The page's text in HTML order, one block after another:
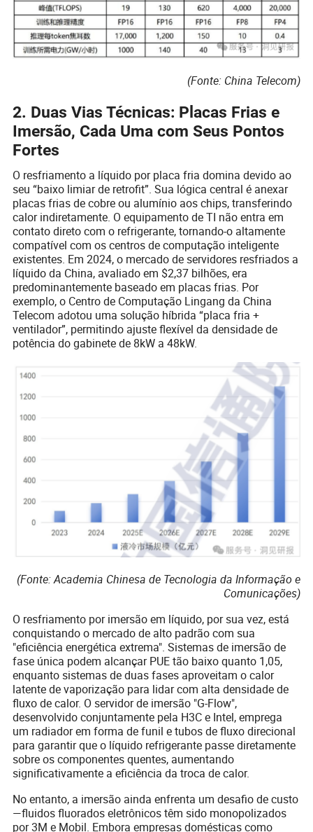
(Fonte: China Telecom)
2. Duas Vias Técnicas: Placas Frias e
Imersão, Cada Uma com Seus Pontos
Fortes
O resfriamento a líquido por placa fria domina devido ao
seu “baixo limiar de retrofit”. Sua lógica central é anexar
placas frias de cobre ou alumínio aos chips, transferindo
calor indiretamente. O equipamento de TI não entra em
contato direto com o refrigerante, tornando-o altamente
compatível com os centros de computação inteligente
existentes. Em 2024, o mercado de servidores resfriados a
líquido da China, avaliado em $2,37 bilhões, era
predominantemente baseado em placas frias. Por
exemplo, o Centro de Computação Lingang da China
Telecom adotou uma solução híbrida “placa fria +
ventilador”, permitindo ajuste flexível da densidade de
potência do gabinete de 8kW a 48kW.
(Fonte: Academia Chinesa de Tecnologia da Informação e
Comunicações)
O resfriamento por imersão em líquido, por sua vez, está
conquistando o mercado de alto padrão com sua
"eficiência energética extrema". Sistemas de imersão de
fase única podem alcançar PUE tão baixo quanto 1,05,
enquanto sistemas de duas fases aproveitam o calor
latente de vaporização para lidar com alta densidade de
fluxo de calor. O servidor de imersão "G-Flow",
desenvolvido conjuntamente pela H3C e Intel, emprega
um radiador em forma de funil e tubos de fluxo direcional
para garantir que o líquido refrigerante passe diretamente
sobre os componentes quentes, aumentando
significativamente a eficiência da troca de calor.
No entanto, a imersão ainda enfrenta um desafio de custo
—fluidos fluorados eletrônicos têm sido monopolizados
por 3M e Mobil. Embora empresas domésticas como